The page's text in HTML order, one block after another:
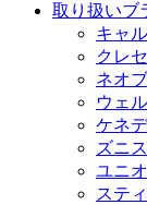
取り扱いブ
キャ
クレ
ネオ
ウェ
ケネ
ズニ
ユニ
ステ